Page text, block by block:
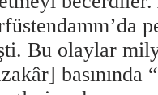
Bu olaylar
basınında